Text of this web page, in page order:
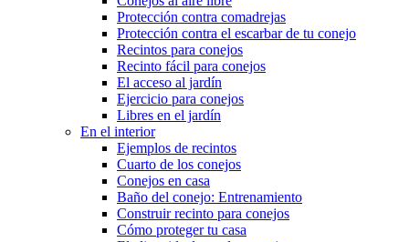
Protección contra comadrejas
Protección contra el escarbar de tu conejo
Recintos para conejos
Recinto fácil para conejos
El acceso al jardín
Ejercicio para conejos
Libres en el jardín
En el interior
Ejemplos de recintos
Cuarto de los conejos
Conejos en casa
Baño del conejo: Entrenamiento
Construir recinto para conejos
Cómo proteger tu casa